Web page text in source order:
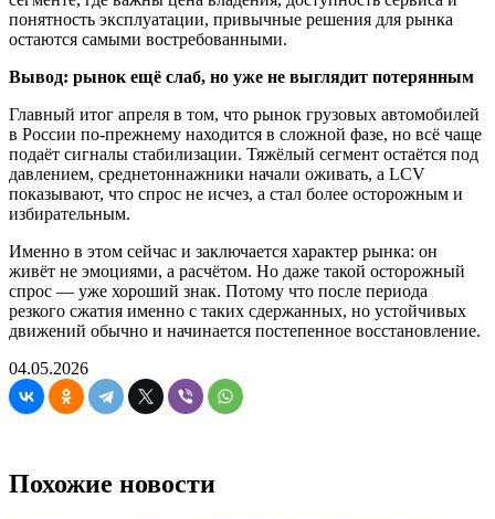
понятность эксплуатации, привычные решения для рынка
остаются самыми востребованными.
Вывод: рынок ещё слаб, но уже не выглядит потерянным
Главный итог апреля в том, что рынок грузовых автомобилей
в России по-прежнему находится в сложной фазе, но всё чаще
подаёт сигналы стабилизации. Тяжёлый сегмент остаётся под
давлением, среднетоннажники начали оживать, а LCV
показывают, что спрос не исчез, а стал более осторожным и
избирательным.
Именно в этом сейчас и заключается характер рынка: он
живёт не эмоциями, а расчётом. Но даже такой осторожный
спрос — уже хороший знак. Потому что после периода
резкого сжатия именно с таких сдержанных, но устойчивых
движений обычно и начинается постепенное восстановление.
04.05.2026
Похожие новости